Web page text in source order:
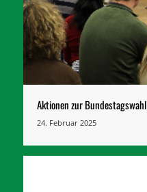
Aktionen zur Bundestagswahl
24. Februar 2025